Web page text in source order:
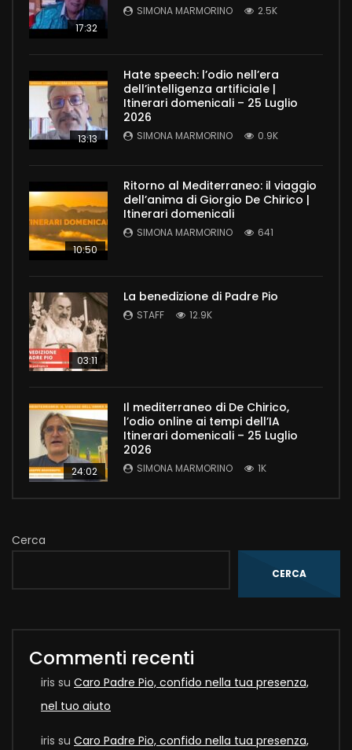
17:32
SIMONA MARMORINO 2.5K
13:13
Hate speech: l’odio nell’era
dell’intelligenza artificiale |
Itinerari domenicali – 25 Luglio
2026
SIMONA MARMORINO 0.9K
10:50
Ritorno al Mediterraneo: il viaggio
dell’anima di Giorgio De Chirico |
Itinerari domenicali
SIMONA MARMORINO 641
03:11
La benedizione di Padre Pio
STAFF 12.9K
24:02
Il mediterraneo di De Chirico,
l’odio online ai tempi dell’IA
Itinerari domenicali – 25 Luglio
2026
SIMONA MARMORINO 1K
Cerca
CERCA
Commenti recenti
iris su Caro Padre Pio, confido nella tua presenza,
nel tuo aiuto
iris su Caro Padre Pio, confido nella tua presenza,